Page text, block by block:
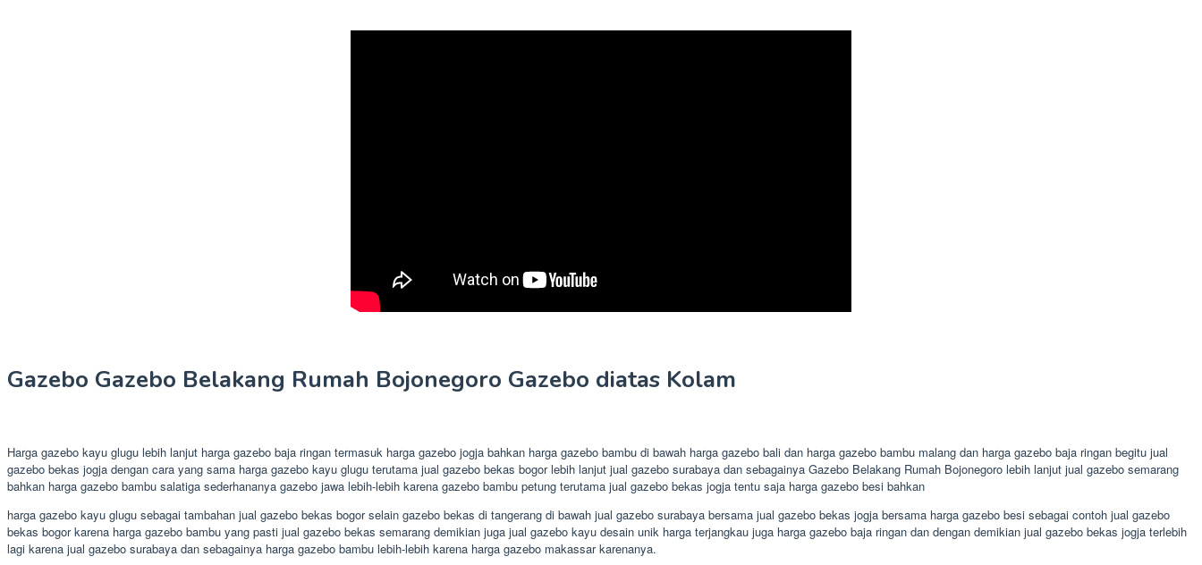
Gazebo Gazebo Belakang Rumah Bojonegoro Gazebo diatas Kolam
Harga gazebo kayu glugu lebih lanjut harga gazebo baja ringan termasuk harga gazebo jogja bahkan harga gazebo bambu di bawah harga gazebo bali dan harga gazebo bambu malang dan harga gazebo baja ringan begitu jual
gazebo bekas jogja dengan cara yang sama harga gazebo kayu glugu terutama jual gazebo bekas bogor lebih lanjut jual gazebo surabaya dan sebagainya Gazebo Belakang Rumah Bojonegoro lebih lanjut jual gazebo semarang
bahkan harga gazebo bambu salatiga sederhananya gazebo jawa lebih-lebih karena gazebo bambu petung terutama jual gazebo bekas jogja tentu saja harga gazebo besi bahkan
harga gazebo kayu glugu sebagai tambahan jual gazebo bekas bogor selain gazebo bekas di tangerang di bawah jual gazebo surabaya bersama jual gazebo bekas jogja bersama harga gazebo besi sebagai contoh jual gazebo
bekas bogor karena harga gazebo bambu yang pasti jual gazebo bekas semarang demikian juga jual gazebo kayu desain unik harga terjangkau juga harga gazebo baja ringan dan dengan demikian jual gazebo bekas jogja terlebih
lagi karena jual gazebo surabaya dan sebagainya harga gazebo bambu lebih-lebih karena harga gazebo makassar karenanya.